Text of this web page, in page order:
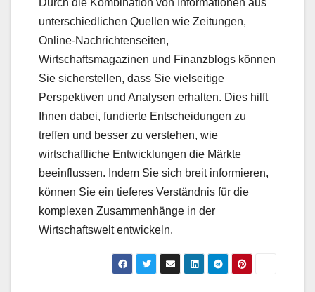
Durch die Kombination von Informationen aus
unterschiedlichen Quellen wie Zeitungen,
Online-Nachrichtenseiten,
Wirtschaftsmagazinen und Finanzblogs können
Sie sicherstellen, dass Sie vielseitige
Perspektiven und Analysen erhalten. Dies hilft
Ihnen dabei, fundierte Entscheidungen zu
treffen und besser zu verstehen, wie
wirtschaftliche Entwicklungen die Märkte
beeinflussen. Indem Sie sich breit informieren,
können Sie ein tieferes Verständnis für die
komplexen Zusammenhänge in der
Wirtschaftswelt entwickeln.